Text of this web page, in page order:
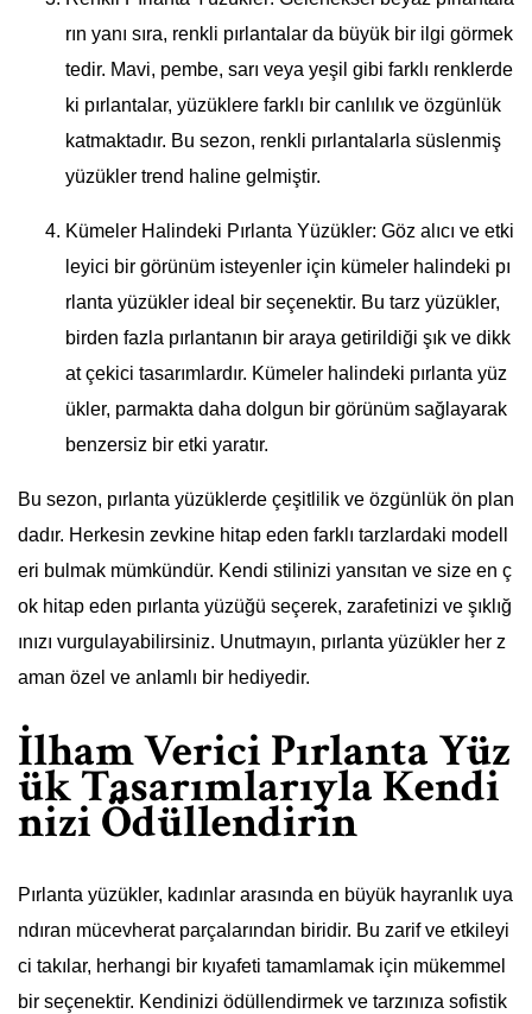
rın yanı sıra, renkli pırlantalar da büyük bir ilgi görmek
tedir. Mavi, pembe, sarı veya yeşil gibi farklı renklerde
ki pırlantalar, yüzüklere farklı bir canlılık ve özgünlük
katmaktadır. Bu sezon, renkli pırlantalarla süslenmiş
yüzükler trend haline gelmiştir.
Kümeler Halindeki Pırlanta Yüzükler: Göz alıcı ve etki
leyici bir görünüm isteyenler için kümeler halindeki pı
rlanta yüzükler ideal bir seçenektir. Bu tarz yüzükler,
birden fazla pırlantanın bir araya getirildiği şık ve dikk
at çekici tasarımlardır. Kümeler halindeki pırlanta yüz
ükler, parmakta daha dolgun bir görünüm sağlayarak
benzersiz bir etki yaratır.
Bu sezon, pırlanta yüzüklerde çeşitlilik ve özgünlük ön plan
dadır. Herkesin zevkine hitap eden farklı tarzlardaki modell
eri bulmak mümkündür. Kendi stilinizi yansıtan ve size en ç
ok hitap eden pırlanta yüzüğü seçerek, zarafetinizi ve şıklığ
ınızı vurgulayabilirsiniz. Unutmayın, pırlanta yüzükler her z
aman özel ve anlamlı bir hediyedir.
İlham Verici Pırlanta Yüz
ük Tasarımlarıyla Kendi
nizi Ödüllendirin
Pırlanta yüzükler, kadınlar arasında en büyük hayranlık uya
ndıran mücevherat parçalarından biridir. Bu zarif ve etkileyi
ci takılar, herhangi bir kıyafeti tamamlamak için mükemmel
bir seçenektir. Kendinizi ödüllendirmek ve tarzınıza sofistik